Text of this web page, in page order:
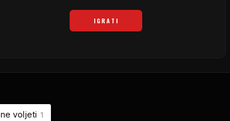
IGRATI
ne voljeti 1